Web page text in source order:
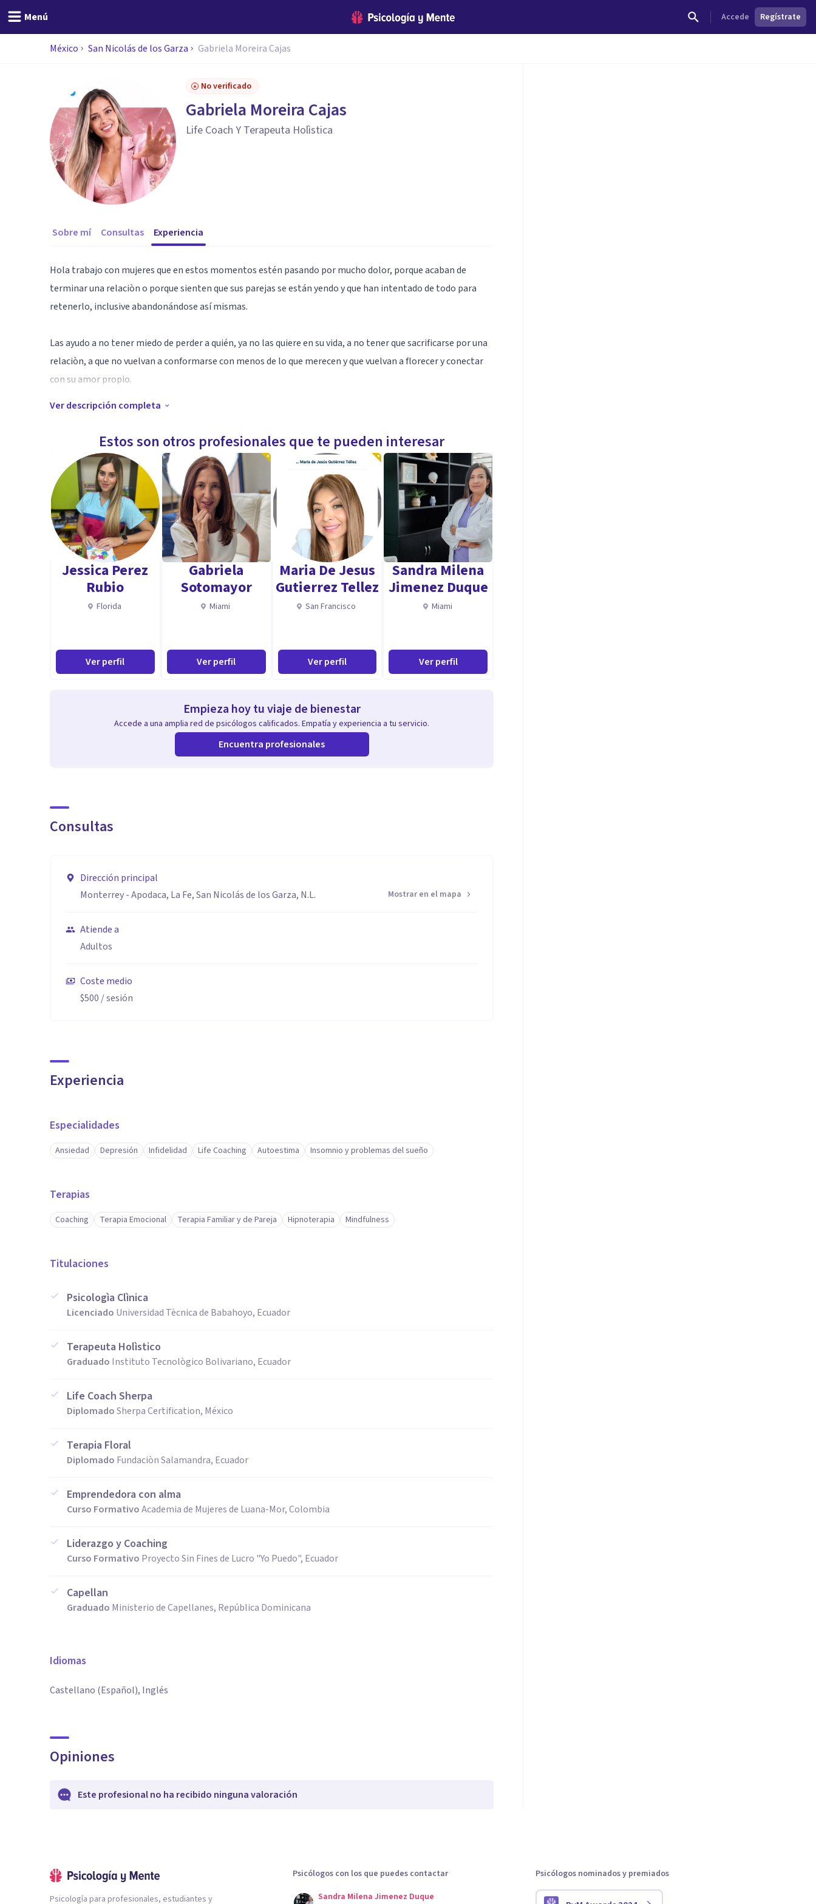
Menú Accede Regístrate
México San Nicolás de los Garza Gabriela Moreira Cajas
No verificado
Gabriela Moreira Cajas
Life Coach Y Terapeuta Holìstica
Sobre mí Consultas Experiencia
Hola trabajo con mujeres que en estos momentos estén pasando por mucho dolor, porque acaban de
terminar una relaciòn o porque sienten que sus parejas se están yendo y que han intentado de todo para
retenerlo, inclusive abandonándose así mismas.
Las ayudo a no tener miedo de perder a quién, ya no las quiere en su vida, a no tener que sacrificarse por una
relaciòn, a que no vuelvan a conformarse con menos de lo que merecen y que vuelvan a florecer y conectar
con su amor propio.
Especialidad
miedos y empezar a trascender.
Aptitudes
Las terapias con modelo holístico tienen en común que trabajan sobre la energía vital de la persona,
buscando reestablecer el equilibrio entre cuerpo, mente y espíritu.
Ver descripción completa
Estos son otros profesionales que te pueden interesar
Jessica Perez
Rubio
Florida
Ver perfil
Gabriela
Sotomayor
Miami
Ver perfil
Maria De Jesus
Gutierrez Tellez
San Francisco
Ver perfil
Sandra Milena
Jimenez Duque
Miami
Ver perfil
Empieza hoy tu viaje de bienestar
Accede a una amplia red de psicólogos calificados. Empatía y experiencia a tu servicio.
Encuentra profesionales
Consultas
Dirección principal
Monterrey - Apodaca, La Fe, San Nicolás de los Garza, N.L.
Mostrar en el mapa
Atiende a
Adultos
Coste medio
$500 / sesión
Experiencia
Especialidades
Ansiedad Depresión Infidelidad Life Coaching Autoestima Insomnio y problemas del sueño
Terapias
Coaching Terapia Emocional Terapia Familiar y de Pareja Hipnoterapia Mindfulness
Titulaciones
Psicologìa Clìnica
Licenciado Universidad Tècnica de Babahoyo, Ecuador
Terapeuta Holìstico
Graduado Instituto Tecnològico Bolivariano, Ecuador
Life Coach Sherpa
DiplomadoSherpa Certification, México
Terapia Floral
Diplomado Fundaciòn Salamandra, Ecuador
Emprendedora con alma
Curso FormativoAcademia de Mujeres de Luana-Mor, Colombia
Liderazgo y Coaching
Curso Formativo Proyecto Sin Fines de Lucro "Yo Puedo", Ecuador
Capellan
Graduado Ministerio de Capellanes, República Dominicana
Idiomas
Castellano (Español), Inglés
Opiniones
Este profesional no ha recibido ninguna valoración
Psicología para profesionales, estudiantes y
Psicólogos con los que puedes contactar
Sandra Milena Jimenez Duque
Psicólogos nominados y premiados